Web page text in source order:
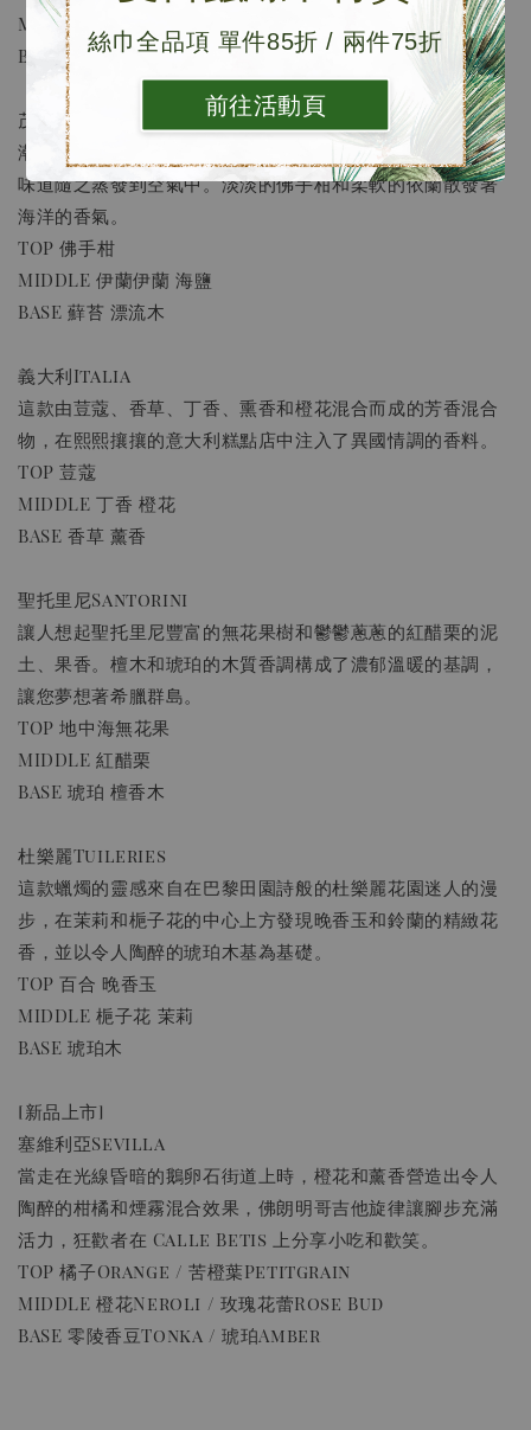
絲巾全品項 單件85折 / 兩件75折
前往活動頁
MIDDLE 雪松 松樹
BASE 檀木
茂宜島Maui
潮汐在茂宜島的一個秘密海灘上漲落，海鹽、蘚苔和浮木的
味道隨之蒸發到空氣中。淡淡的佛手柑和柔軟的依蘭散發著
海洋的香氣。
TOP 佛手柑
MIDDLE 伊蘭伊蘭 海鹽
BASE 蘚苔 漂流木
義大利Italia
這款由荳蔻、香草、丁香、熏香和橙花混合而成的芳香混合
物，在熙熙攘攘的意大利糕點店中注入了異國情調的香料。
TOP 荳蔻
MIDDLE 丁香 橙花
BASE 香草 薰香
聖托里尼Santorini
讓人想起聖托里尼豐富的無花果樹和鬱鬱蔥蔥的紅醋栗的泥
土、果香。檀木和琥珀的木質香調構成了濃郁溫暖的基調，
讓您夢想著希臘群島。
TOP 地中海無花果
MIDDLE 紅醋栗
BASE 琥珀 檀香木
杜樂麗Tuileries
這款蠟燭的靈感來自在巴黎田園詩般的杜樂麗花園迷人的漫
步，在茉莉和梔子花的中心上方發現晚香玉和鈴蘭的精緻花
香，並以令人陶醉的琥珀木基為基礎。
TOP 百合 晚香玉
MIDDLE 梔子花 茉莉
BASE 琥珀木
[新品上市]
塞維利亞Sevilla
當走在光線昏暗的鵝卵石街道上時，橙花和薰香營造出令人
陶醉的柑橘和煙霧混合效果，佛朗明哥吉他旋律讓腳步充滿
活力，狂歡者在 Calle Betis 上分享小吃和歡笑。
TOP 橘子Orange / 苦橙葉Petitgrain
MIDDLE 橙花Neroli / 玫瑰花蕾Rose Bud
BASE 零陵香豆Tonka / 琥珀Amber